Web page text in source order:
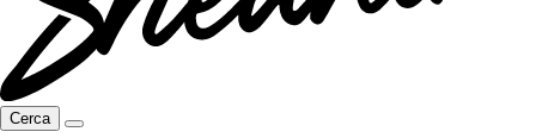
Cerca